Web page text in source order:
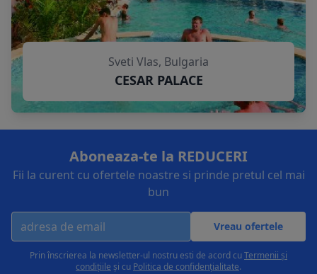
Sveti Vlas, Bulgaria
CESAR PALACE
Aboneaza-te la REDUCERI
Fii la curent cu ofertele noastre si prinde pretul cel mai
bun
Vreau ofertele
Prin înscrierea la newsletter-ul nostru esti de acord cuTermenii și
condițiile și cu Politica de confidențialitate.